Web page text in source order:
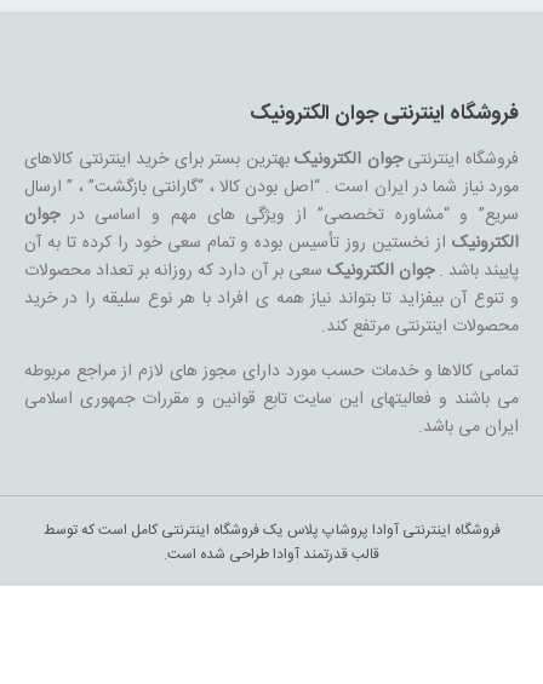
فروشگاه اینترنتی جوان الکترونیک
فروشگاه اینترنتیجوان الکترونیکبهترین بستر برای خرید اینترنتی کالاهای
مورد نیاز شما در ایران است . “اصل بودن کالا ، “گارانتی بازگشت” ، ” ارسال
سریع” و “مشاوره تخصصی” از ویژگی های مهم و اساسی درجوان
الکترونیکاز نخستین روز تأسیس بوده و تمام سعی خود را کرده تا به آن
پایبند باشد .جوان الکترونیکسعی بر آن دارد که روزانه بر تعداد محصولات
و تنوع آن بیفزاید تا بتواند نیاز همه ی افراد با هر نوع سلیقه را در خرید
محصولات اینترنتی مرتفع کند.
تمامی کالاها و خدمات حسب مورد دارای مجوز های لازم از مراجع مربوطه
می باشند و فعالیتهای این سایت تابع قوانین و مقررات جمهوری اسلامی
ایران می باشد.
فروشگاه اینترنتی آوادا پروشاپ پلاس یک فروشگاه اینترنتی کامل است که توسط
قالب قدرتمند آوادا طراحی شده است.